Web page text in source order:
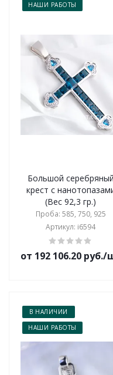
НАШИ РАБОТЫ
Большой серебряный
крест с
(Вес 92,3 гр.)
Проба: 585, 750, 925
Артикул: i6594
от 192 106.20 руб./
В НАЛИЧИИ
НАШИ РАБОТЫ